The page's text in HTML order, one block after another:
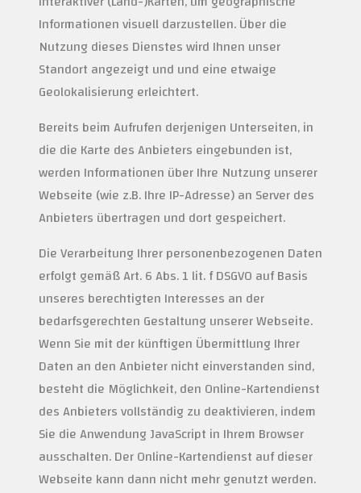
Informationen visuell darzustellen. Über die
Nutzung dieses Dienstes wird Ihnen unser
Standort angezeigt und und eine etwaige
Geolokalisierung erleichtert.
Bereits beim Aufrufen derjenigen Unterseiten, in
die die Karte des Anbieters eingebunden ist,
werden Informationen über Ihre Nutzung unserer
Webseite (wie z.B. Ihre IP-Adresse) an Server des
Anbieters übertragen und dort gespeichert.
Die Verarbeitung Ihrer personenbezogenen Daten
erfolgt gemäß Art. 6 Abs. 1 lit. f DSGVO auf Basis
unseres berechtigten Interesses an der
bedarfsgerechten Gestaltung unserer Webseite.
Wenn Sie mit der künftigen Übermittlung Ihrer
Daten an den Anbieter nicht einverstanden sind,
besteht die Möglichkeit, den Online-Kartendienst
des Anbieters vollständig zu deaktivieren, indem
Sie die Anwendung JavaScript in Ihrem Browser
ausschalten. Der Online-Kartendienst auf dieser
Webseite kann dann nicht mehr genutzt werden.